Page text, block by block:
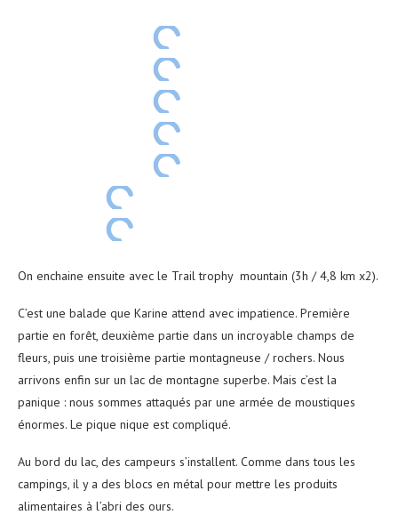
On enchaine ensuite avec le Trail trophy mountain (3h / 4,8 km x2).
C’est une balade que Karine attend avec impatience. Première
partie en forêt, deuxième partie dans un incroyable champs de
fleurs, puis une troisième partie montagneuse / rochers. Nous
arrivons enfin sur un lac de montagne superbe. Mais c’est la
panique : nous sommes attaqués par une armée de moustiques
énormes. Le pique nique est compliqué.
Au bord du lac, des campeurs s’installent. Comme dans tous les
campings, il y a des blocs en métal pour mettre les produits
alimentaires à l’abri des ours.